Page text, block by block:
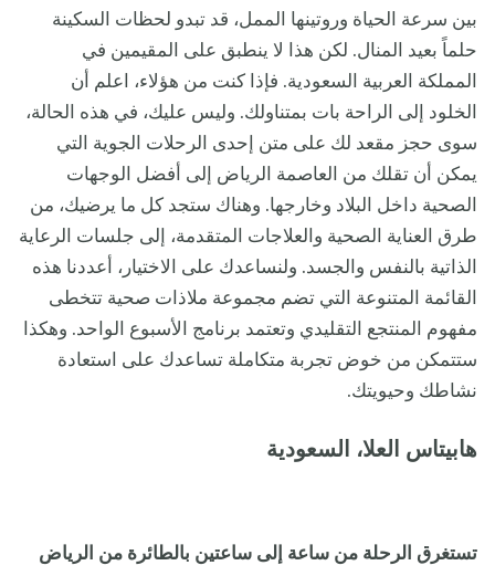
بين سرعة الحياة وروتينها الممل، قد تبدو لحظات السكينة
حلماً بعيد المنال. لكن هذا لا ينطبق على المقيمين في
المملكة العربية السعودية. فإذا كنت من هؤلاء، اعلم أن
الخلود إلى الراحة بات بمتناولك. وليس عليك، في هذه الحالة،
سوى حجز مقعد لك على متن إحدى الرحلات الجوية التي
يمكن أن تقلك من العاصمة الرياض إلى أفضل الوجهات
الصحية داخل البلاد وخارجها. وهناك ستجد كل ما يرضيك، من
طرق العناية الصحية والعلاجات المتقدمة، إلى جلسات الرعاية
الذاتية بالنفس والجسد. ولنساعدك على الاختيار، أعددنا هذه
القائمة المتنوعة التي تضم مجموعة ملاذات صحية تتخطى
مفهوم المنتجع التقليدي وتعتمد برنامج الأسبوع الواحد. وهكذا
ستتمكن من خوض تجربة متكاملة تساعدك على استعادة
نشاطك وحيويتك.
هابيتاس العلا، السعودية
تستغرق الرحلة من ساعة إلى ساعتين بالطائرة من الرياض